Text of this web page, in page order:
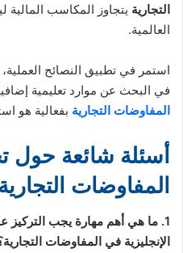
التجارية يتجاوز المكاسب
العالمية.
استمر في تطبيق النصائح
في البحث عن موارد تعليمية
المفاوضات التجارية بفعالية هو
أسئلة شائعة حول
المفاوضات التجارية
1. ما هي أهم مهارة يجب التركيز
الإنجليزية في المفاوضات